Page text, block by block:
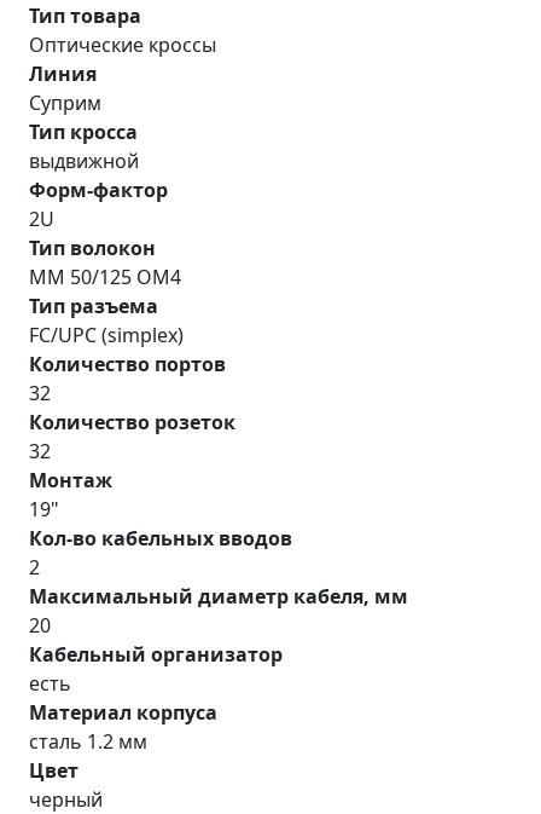
Тип товара
Оптические кроссы
Линия
Суприм
Тип кросса
выдвижной
Форм-фактор
2U
Тип волокон
MM 50/125 OM4
Тип разъема
FC/UPC (simplex)
Количество портов
32
Количество розеток
32
Монтаж
19"
Кол-во кабельных вводов
2
Максимальный диаметр кабеля, мм
20
Кабельный организатор
есть
Материал корпуса
сталь 1.2 мм
Цвет
черный